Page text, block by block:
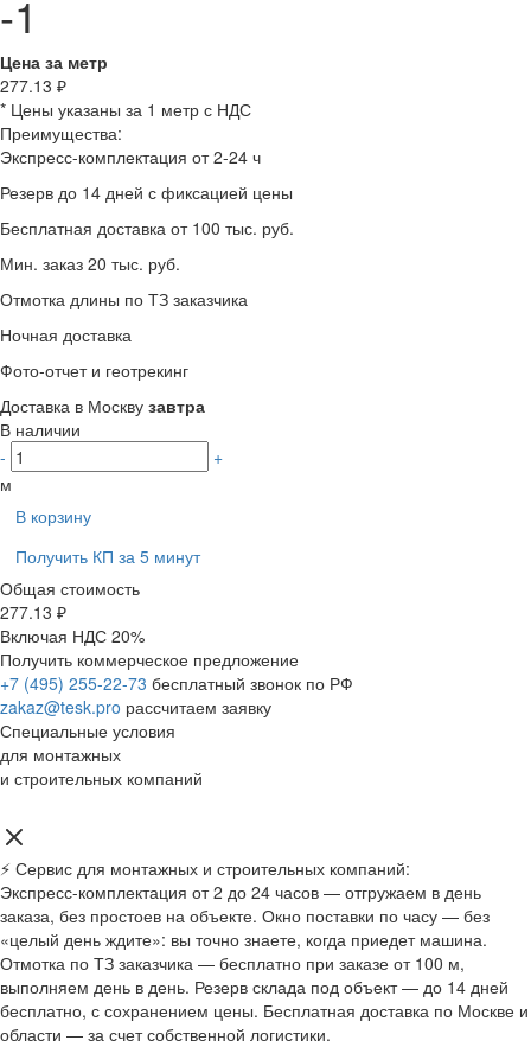
-1
Цена за метр
277.13 ₽
* Цены указаны за 1 метр с НДС
Преимущества:
Экспресс-комплектация от 2-24 ч
Резерв до 14 дней с фиксацией цены
Бесплатная доставка от 100 тыс. руб.
Мин. заказ 20 тыс. руб.
Отмотка длины по ТЗ заказчика
Ночная доставка
Фото-отчет и геотрекинг
Доставка в Москву завтра
В наличии
-
+
м
В корзину
Получить КП за 5 минут
Общая стоимость
277.13 ₽
Включая НДС 20%
Получить коммерческое предложение
+7 (495) 255-22-73 бесплатный звонок по РФ
zakaz@tesk.pro рассчитаем заявку
Специальные условия
для монтажных
и строительных компаний
⚡ Сервис для монтажных и строительных компаний:
Экспресс-комплектация от 2 до 24 часов — отгружаем в день
заказа, без простоев на объекте. Окно поставки по часу — без
«целый день ждите»: вы точно знаете, когда приедет машина.
Отмотка по ТЗ заказчика — бесплатно при заказе от 100 м,
выполняем день в день. Резерв склада под объект — до 14 дней
бесплатно, с сохранением цены. Бесплатная доставка по Москве и
области — за счет собственной логистики.